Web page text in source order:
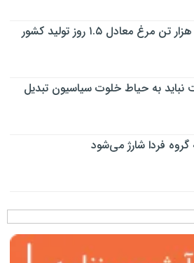
صادرات ۱۰ هزار تن مرغ معادل ۱.۵ روز تولید کشور
نباید به حیاط خلوت سیاسیون تبدیل
گروه فردا شارژ می‌شود